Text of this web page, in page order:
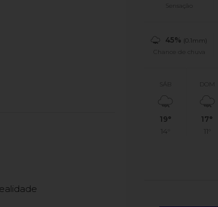
Sensação
45% (0.1mm)
Chance de chuva
SÁB
19°
14°
DOM
17°
11°